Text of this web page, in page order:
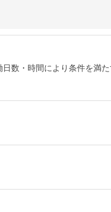
数・時間により条件を満